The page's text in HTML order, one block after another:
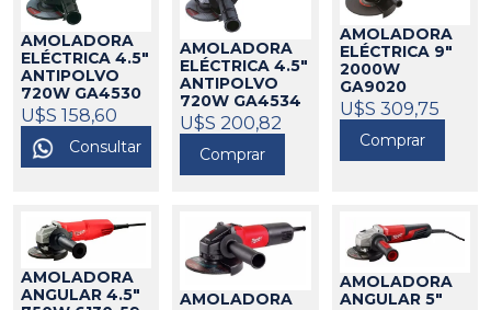
AMOLADORA
ELÉCTRICA 4.5"
ANTIPOLVO
720W GA4530
MAKITA 325186
U$S 158,60
Consultar
AMOLADORA
ELÉCTRICA 4.5"
ANTIPOLVO
720W GA4534
MAKITA325070
U$S 200,82
Comprar
AMOLADORA
ELÉCTRICA 9"
2000W
GA9020
MAKITA325052
U$S 309,75
Comprar
AMOLADORA
ANGULAR 4.5"
AMOLADORA
AMOLADORA
ANGULAR 5"